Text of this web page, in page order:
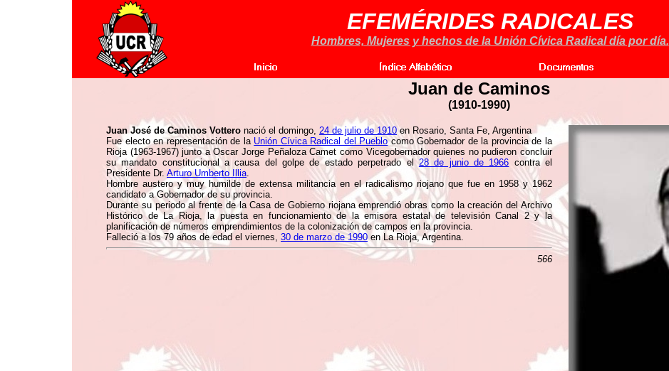
EFEMÉRIDES RADICALES
Hombres, Mujeres y hechos de la Unión Cívica Radical día por día.
Juan de Caminos
(1910-1990)
Juan José de Caminos Vottero nació el domingo, 24 de julio de 1910en Rosario, Santa Fe, Argentina
Fue electo en representación de la Unión Cívica Radical del Pueblocomo Gobernador de la provincia de la
Rioja (1963-1967) junto a Oscar Jorge Peñaloza Camet como Vicegobernador quienes no pudieron concluir
su mandato constitucional a causa del golpe de estado perpetrado el28 de junio de 1966 contra el
Presidente Dr. Arturo Umberto Illia.
Hombre austero y muy humilde de extensa militancia en el radicalismo riojano que fue en 1958 y 1962
candidato a Gobernador de su provincia.
Durante su periodo al frente de la Casa de Gobierno riojana emprendió obras como la creación del Archivo
Histórico de La Rioja, la puesta en funcionamiento de la emisora estatal de televisión Canal 2 y la
planificación de números emprendimientos de la colonización de campos en la provincia.
Falleció a los 79 años de edad el viernes, 30 de marzo de 1990en La Rioja, Argentina.
566